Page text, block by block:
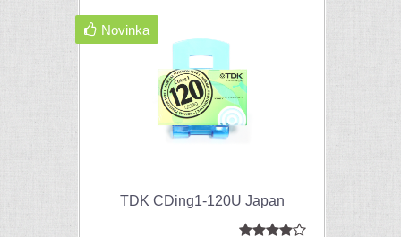
TDK CDing1-120U Japan
Novinka